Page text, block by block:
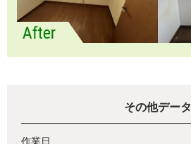
その他データ
作業日